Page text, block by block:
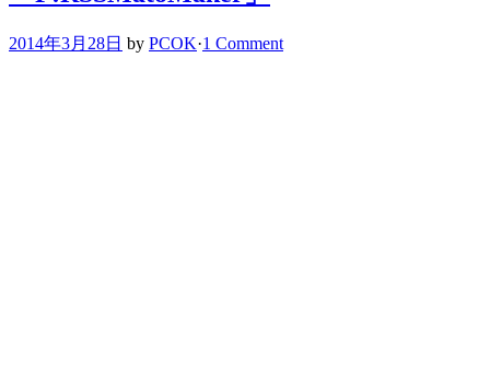
2014年3月28日 by PCOK·1 Comment